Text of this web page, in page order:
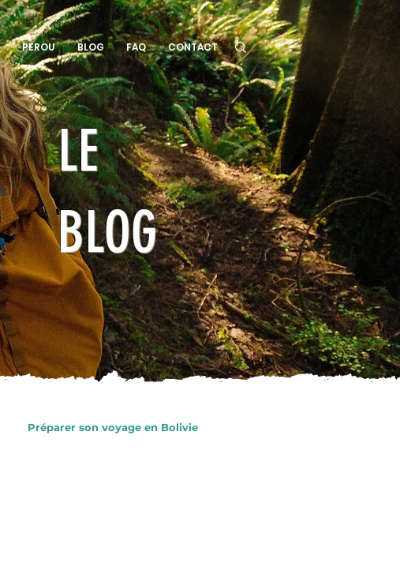
PEROU BLOG FAQ CONTACT
LE
BLOG
Préparer son voyage en Bolivie